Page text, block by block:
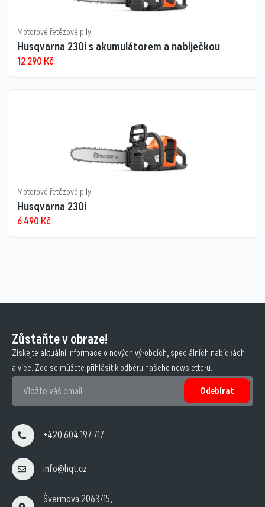
Motorové řetězové pily
Husqvarna 230i s akumulátorem a nabíječkou
12 290 Kč
Motorové řetězové pily
Husqvarna 230i
6 490 Kč
Zůstaňte v obraze!
Získejte aktuální informace o nových výrobcích, speciálních nabídkách
a více. Zde se můžete přihlásit k odběru našeho newsletteru.
Odebírat
+420 604 197 717
info@hqt.cz
Švermova 2063/15,